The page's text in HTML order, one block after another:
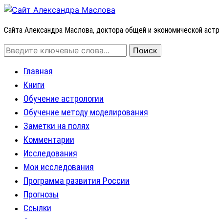
Сайта Александра Маслова, доктора общей и экономической
Главная
Книги
Обучение астрологии
Обучение методу моделирования
Заметки на полях
Комментарии
Исследования
Мои исследования
Программа развития России
Прогнозы
Ссылки